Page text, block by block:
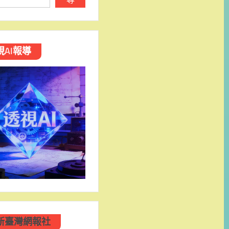
AI報導
臺灣網報社